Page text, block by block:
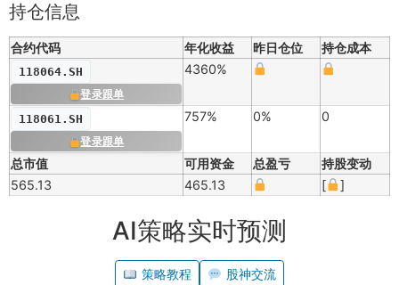
持仓信息
合约代码 年化收益 昨日仓位 持仓成本
118064.SH
登录跟单
4360%
118061.SH
登录跟单
757% 0% 0
总市值 可用资金 总盈亏
持股变动
565.13
465.13 [ ]
AI策略实时预测
策略教程
股神交流